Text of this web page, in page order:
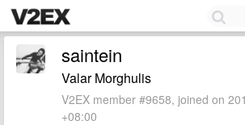
saintein
Valar Morghulis
V2EX member #9658, joined on
+08:00